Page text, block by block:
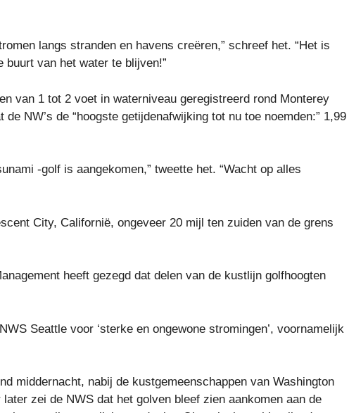
langs stranden en havens creëren,” schreef het. “Het is
buurt van het water te blijven!”
van 1 tot 2 voet in waterniveau geregistreerd rond Monterey
NW’s de “hoogste getijdenafwijking tot nu toe noemden:” 1,99
-golf is aangekomen,” tweette het. “Wacht op alles
City, Californië, ongeveer 20 mijl ten zuiden van de grens
heeft gezegd dat delen van de kustlijn golfhoogten
Seattle voor ‘sterke en ongewone stromingen’, voornamelijk
middernacht, nabij de kustgemeenschappen van Washington
zei de NWS dat het golven bleef zien aankomen aan de